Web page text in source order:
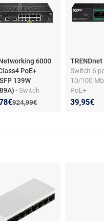
6000
PoE+
139W
- Switch
12 ports
Ancien prix :
924,99€
prix :
de :
Switch 6
10/100
PoE+
39,95€